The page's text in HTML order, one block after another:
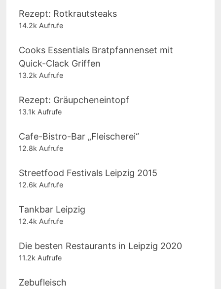
Rezept: Rotkrautsteaks
14.2k Aufrufe
Cooks Essentials Bratpfannenset mit
Quick-Clack Griffen
13.2k Aufrufe
Rezept: Gräupcheneintopf
13.1k Aufrufe
Cafe-Bistro-Bar „Fleischerei“
12.8k Aufrufe
Streetfood Festivals Leipzig 2015
12.6k Aufrufe
Tankbar Leipzig
12.4k Aufrufe
Die besten Restaurants in Leipzig 2020
11.2k Aufrufe
Zebufleisch